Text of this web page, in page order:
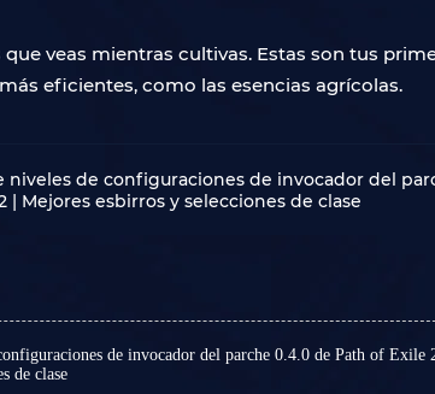
veas mientras cultivas. Estas son tus
eficientes, como las esencias agrícolas.
niveles de configuraciones de invocador del
| Mejores esbirros y selecciones de clase
de invocador del parche 0.4.0 de Path of Exile
de clase